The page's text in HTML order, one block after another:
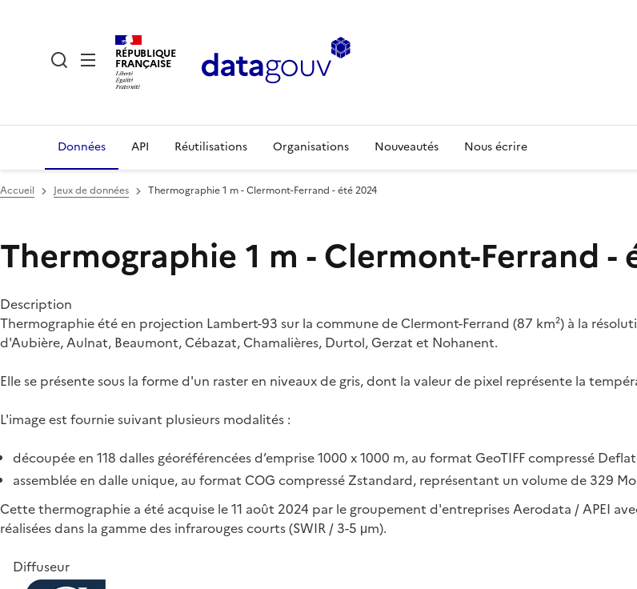
RÉPUBLIQUE
FRANÇAISE
Données API Réutilisations Organisations Nouveautés Nous écrire
Accueil Jeux de données Thermographie 1 m - Clermont-Ferrand - été 2024
Thermographie 1 m - Clermont-Ferrand -
Description
Thermographie été en projection Lambert-93 sur la commune de Clermont-Ferrand (87 km²) à la
d'Aubière, Aulnat, Beaumont, Cébazat, Chamalières, Durtol, Gerzat et Nohanent.
Elle se présente sous la forme d'un raster en niveaux de gris, dont la valeur de pixel représente la
L'image est fournie suivant plusieurs modalités :
découpée en 118 dalles géoréférencées d’emprise 1000 x 1000 m, au format GeoTIFF compressé
assemblée en dalle unique, au format COG compressé Zstandard, représentant un volume de 329
Cette thermographie a été acquise le 11 août 2024 par le groupement d'entreprises Aerodata / APEI
réalisées dans la gamme des infrarouges courts (SWIR / 3-5 μm).
Diffuseur